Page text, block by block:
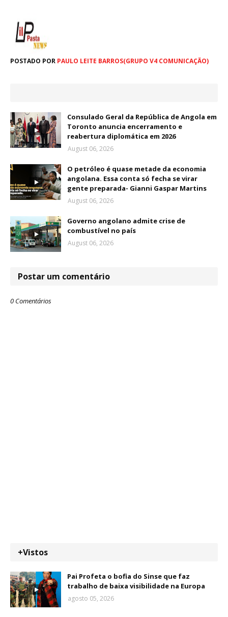
POSTADO POR PAULO LEITE BARROS(GRUPO V4 COMUNICAÇÃO)
Consulado Geral da República de Angola em
Toronto anuncia encerramento e
reabertura diplomática em 2026
August 06, 2026
O petróleo é quase metade da economia
angolana. Essa conta só fecha se virar
gente preparada- Gianni Gaspar Martins
August 06, 2026
Governo angolano admite crise de
combustível no país
August 06, 2026
Postar um comentário
0 Comentários
+Vistos
Pai Profeta o bofia do Sinse que faz
trabalho de baixa visibilidade na Europa
agosto 05, 2026